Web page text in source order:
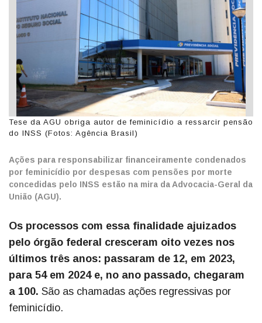
Tese da AGU obriga autor de feminicídio a ressarcir pensão
do INSS (Fotos: Agência Brasil)
Ações para responsabilizar financeiramente condenados
por feminicídio por despesas com pensões por morte
concedidas pelo INSS estão na mira da Advocacia-Geral da
União (AGU).
Os processos com essa finalidade ajuizados
pelo órgão federal cresceram oito vezes nos
últimos três anos: passaram de 12, em 2023,
para 54 em 2024 e, no ano passado, chegaram
a 100. São as chamadas ações regressivas por
feminicídio.